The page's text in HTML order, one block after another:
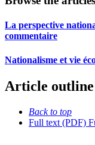
La perspective
commentaire
Nationalisme et vie
Article outline
Back to top
Full text (PDF)